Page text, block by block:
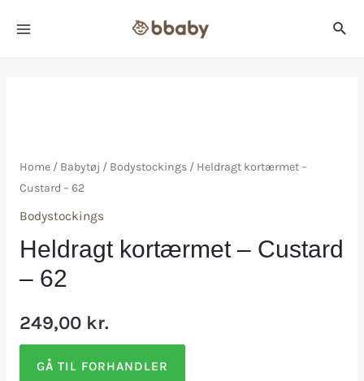
Home/ Babytøj / Bodystockings/ Heldragt kortærmet –
Custard – 62
Bodystockings
Heldragt kortærmet – Custard
– 62
249,00 kr.
GÅ TIL FORHANDLER